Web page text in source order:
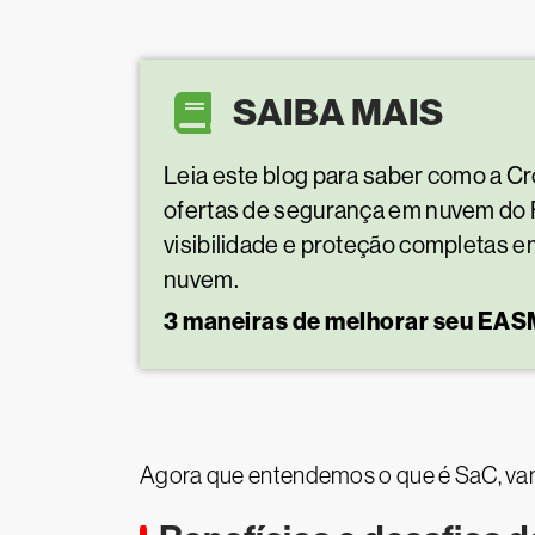
SAIBA MAIS
Leia este blog para saber como a
ofertas de segurança em nuvem
visibilidade e proteção completas
nuvem.
3 maneiras de melhorar seu
Agora que entendemos o que é SaC,